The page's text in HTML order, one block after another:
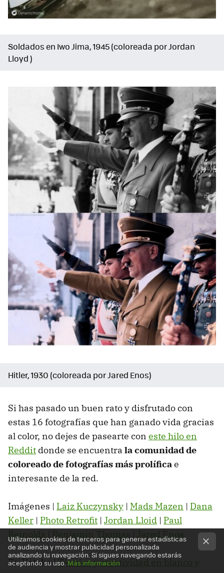
Soldados en Iwo Jima, 1945 (coloreada por Jordan
Lloyd )
Hitler, 1930 (coloreada por Jared Enos)
Si has pasado un buen rato y disfrutado con
estas 16 fotografías que han ganado vida gracias
al color, no dejes de pasearte con este hilo en
Reddit donde se encuentra la comunidad de
coloreado de fotografías más prolíficae
interesante de la red.
Imágenes | Laiz Kuczynsky | Mads Mazen | Dana
Keller | Photo Retrofit | Jordan Lloid | Paul
Reinolds
Benjamin Thomas Jared Enos
En Xataka |Técnica y creatividad en blanco y
Utilizamos cookies de terceros para generar estadísticas
de audiencia y mostrar publicidad personalizada
analizando tu navegación. Si sigues navegando estarás
aceptando su uso.Más información